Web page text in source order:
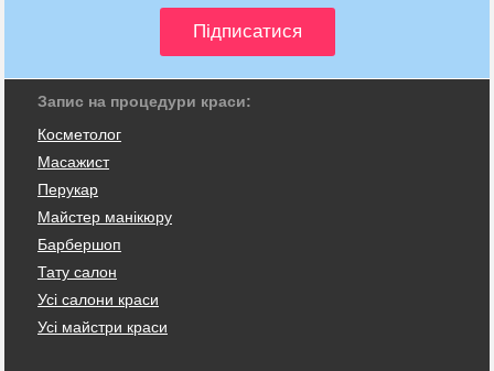
Запис на процедури краси:
Косметолог
Масажист
Перукар
Майстер манікюру
Барбершоп
Тату салон
Усі салони краси
Усі майстри краси